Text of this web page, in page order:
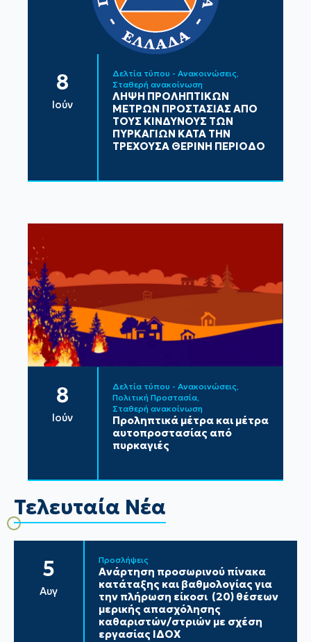
8
Ιούν
Δελτία τύπου - Ανακοινώσεις
Σταθερή ανακοίνωση
ΛΗΨΗ ΠΡΟΛΗΠΤΙΚΩΝ
ΜΕΤΡΩΝ ΠΡΟΣΤΑΣΙΑΣ ΑΠΟ
ΤΟΥΣ ΚΙΝΔΥΝΟΥΣ ΤΩΝ
ΠΥΡΚΑΓΙΩΝ ΚΑΤΑ ΤΗΝ
ΤΡΕΧΟΥΣΑ ΘΕΡΙΝΗ ΠΕΡΙΟΔΟ
8
Ιούν
Δελτία τύπου - Ανακοινώσεις
Πολιτική Προστασία
Σταθερή ανακοίνωση
Προληπτικά μέτρα και μέτρα
αυτοπροστασίας από
πυρκαγιές
Τελευταία Νέα
5
Αυγ
Προσλήψεις
Ανάρτηση προσωρινού πίνακα
κατάταξης και βαθμολογίας για
την πλήρωση είκοσι (20) θέσεων
μερικής απασχόλησης
καθαριστών/στριών με σχέση
εργασίας ΙΔΟΧ